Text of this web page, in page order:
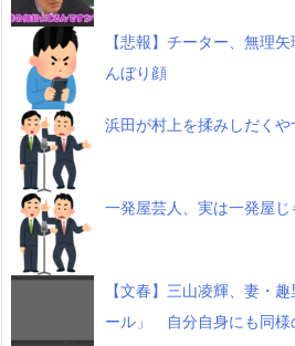
【悲報】チーター、無理
んぼり顔
浜田が村上を揉みしだくや
一発屋芸人、実は一発屋じ
【文春】三山凌輝、妻・
ール」 自分自身にも同様